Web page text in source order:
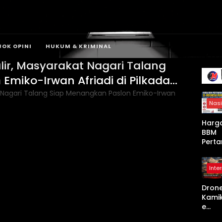
OPINI HUKUM & KRIMINAL
Masyarakat Nagari Talang
Irwan Afriadi di Pilkada
BBM
a
Mulai
April
2026,
Non-
e